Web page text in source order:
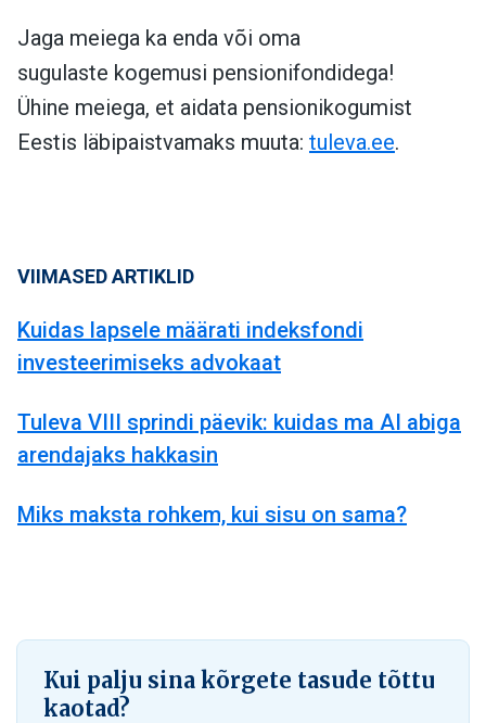
Jaga meiega ka enda või oma
sugulaste kogemusi pensionifondidega!
Ühine meiega, et aidata pensionikogumist
Eestis läbipaistvamaks muuta: tuleva.ee.
VIIMASED ARTIKLID
Kuidas lapsele määrati indeksfondi
investeerimiseks advokaat
Tuleva VIII sprindi päevik: kuidas ma AI abiga
arendajaks hakkasin
Miks maksta rohkem, kui sisu on sama?
Kui palju sina kõrgete tasude tõttu
kaotad?